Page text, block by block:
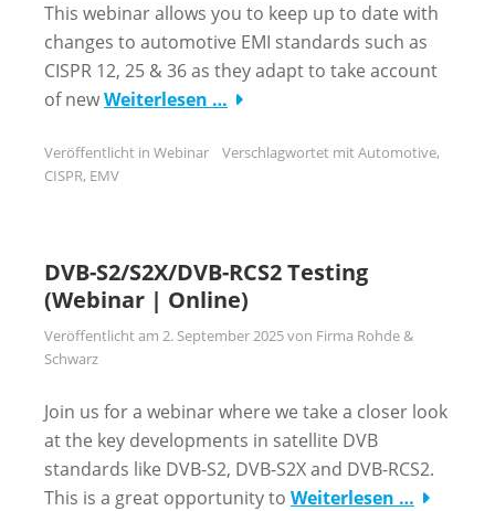
This webinar allows you to keep up to date with
changes to automotive EMI standards such as
CISPR 12, 25 & 36 as they adapt to take account
of newWeiterlesen …
Veröffentlicht in Webinar Verschlagwortet mitAutomotive,
CISPR, EMV
DVB-S2/S2X/DVB-RCS2 Testing
(Webinar | Online)
Veröffentlicht am 2. September 2025von Firma Rohde &
Schwarz
Join us for a webinar where we take a closer look
at the key developments in satellite DVB
standards like DVB-S2, DVB-S2X and DVB-RCS2.
This is a great opportunity to Weiterlesen …